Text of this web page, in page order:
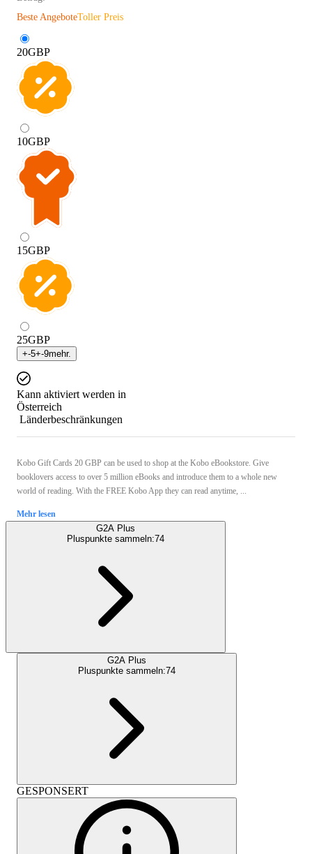
Beste AngeboteToller Preis
20GBP
10GBP
15GBP
25GBP
+-5+-9mehr.
Kann aktiviert werden in
Österreich
Länderbeschränkungen
Kobo Gift Cards 20 GBP can be used to shop at the Kobo eBookstore. Give
booklovers access to over 5 million eBooks and introduce them to a whole new
world of reading. With the FREE Kobo App they can read anytime, ...
Mehr lesen
G2A Plus
Pluspunkte sammeln:74
G2A Plus
Pluspunkte sammeln:74
GESPONSERT